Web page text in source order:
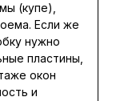
(купе),
Если же
нужно
пластины,
окон
и